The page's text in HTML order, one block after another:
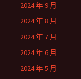
2024 年 9 月
2024 年 8 月
2024 年 7 月
2024 年 6 月
2024 年 5 月